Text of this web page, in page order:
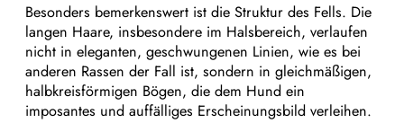
Besonders bemerkenswert ist die Struktur des Fells. Die
langen Haare, insbesondere im Halsbereich, verlaufen
nicht in eleganten, geschwungenen Linien, wie es bei
anderen Rassen der Fall ist, sondern in gleichmäßigen,
halbkreisförmigen Bögen, die dem Hund ein
imposantes und auffälliges Erscheinungsbild verleihen.